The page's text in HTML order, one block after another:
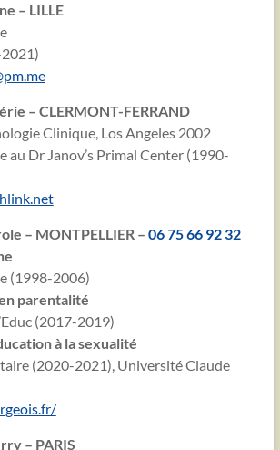
– LILLE
– CLERMONT-FERRAND
Clinique, Los Angeles 2002
au Dr Janov’s Primal Center (1990-
– MONTPELLIER – 06 75 66 92 32
(1998-2006)
parentalité
(2017-2019)
à la sexualité
(2020-2021), Université Claude
– PARIS